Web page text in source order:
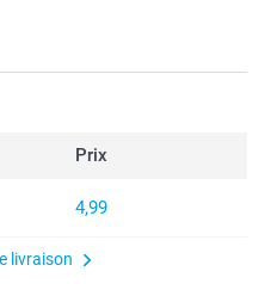
Prix
4,99
livraison